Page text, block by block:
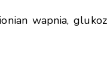
wapnia,